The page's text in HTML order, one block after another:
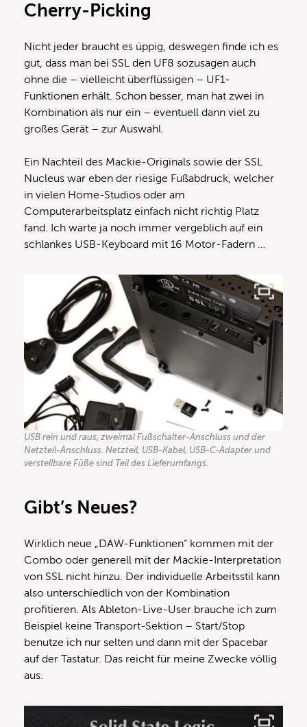
Cherry-Picking
Nicht jeder braucht es üppig, deswegen finde ich es
gut, dass man bei SSL den UF8 sozusagen auch
ohne die – vielleicht überflüssigen – UF1-
Funktionen erhält. Schon besser, man hat zwei in
Kombination als nur ein – eventuell dann viel zu
großes Gerät – zur Auswahl.
Ein Nachteil des Mackie-Originals sowie der SSL
Nucleus war eben der riesige Fußabdruck, welcher
in vielen Home-Studios oder am
Computerarbeitsplatz einfach nicht richtig Platz
fand. Ich warte ja noch immer vergeblich auf ein
schlankes USB-Keyboard mit 16 Motor-Fadern …
USB rein und raus, zweimal Fußschalter-Anschluss und der
Netzteil-Anschluss. Netzteil, USB-Kabel, USB-C-Adapter und
verstellbare Füße sind Teil des Lieferumfangs.
Gibt’s Neues?
Wirklich neue „DAW-Funktionen“ kommen mit der
Combo oder generell mit der Mackie-Interpretation
von SSL nicht hinzu. Der individuelle Arbeitsstil kann
also unterschiedlich von der Kombination
profitieren. Als Ableton-Live-User brauche ich zum
Beispiel keine Transport-Sektion – Start/Stop
benutze ich nur selten und dann mit der Spacebar
auf der Tastatur. Das reicht für meine Zwecke völlig
aus.